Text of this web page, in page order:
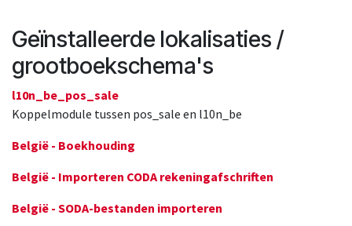
Geïnstalleerde lokalisaties /
grootboekschema's
l10n_be_pos_sale
Koppelmodule tussen pos_sale en l10n_be
België - Boekhouding
België - Importeren CODA rekeningafschriften
België - SODA-bestanden importeren